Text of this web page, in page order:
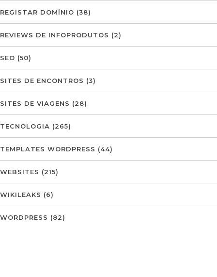
REGISTAR DOMÍNIO (38)
REVIEWS DE INFOPRODUTOS (2)
SEO (50)
SITES DE ENCONTROS (3)
SITES DE VIAGENS (28)
TECNOLOGIA (265)
TEMPLATES WORDPRESS (44)
WEBSITES (215)
WIKILEAKS (6)
WORDPRESS (82)